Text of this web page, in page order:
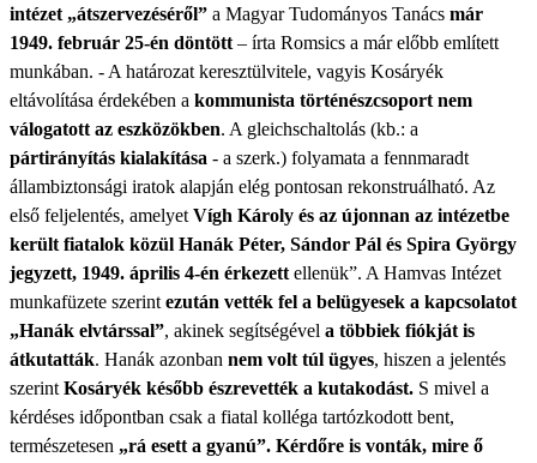
intézet „átszervezéséről” a Magyar Tudományos Tanács már
1949. február 25-én döntött – írta Romsics a már előbb említett
munkában. - A határozat keresztülvitele, vagyis Kosáryék
eltávolítása érdekében a kommunista történészcsoport nem
válogatott az eszközökben. A gleichschaltolás (kb.: a
pártirányítás kialakítása - a szerk.) folyamata a fennmaradt
állambiztonsági iratok alapján elég pontosan rekonstruálható. Az
első feljelentés, amelyet Vígh Károly és az újonnan az intézetbe
került fiatalok közül Hanák Péter, Sándor Pál és Spira György
jegyzett, 1949. április 4-én érkezett ellenük”. A Hamvas Intézet
munkafüzete szerint ezután vették fel a belügyesek a kapcsolatot
„Hanák elvtárssal”, akinek segítségével a többiek fiókját is
átkutatták. Hanák azonban nem volt túl ügyes, hiszen a jelentés
szerint Kosáryék később észrevették a kutakodást. S mivel a
kérdéses időpontban csak a fiatal kolléga tartózkodott bent,
természetesen „rá esett a gyanú”. Kérdőre is vonták, mire ő